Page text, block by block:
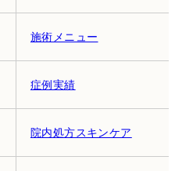
施術メニュー
症例実績
院内処方スキンケア